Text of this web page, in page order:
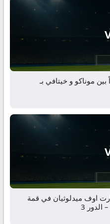
بين موناكو و خيتافي بـ
اوف ميدلوثيان في قمة
3